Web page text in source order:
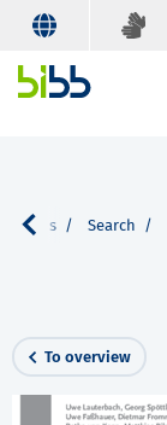
Search
To overview